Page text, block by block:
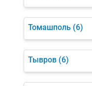
Томашполь (6)
Тывров (6)